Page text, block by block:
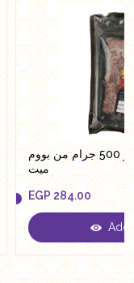
لحم مفروم ممتاز 500 جرام من بووم
ميت
EGP 284.00
EGP 284.00
Add